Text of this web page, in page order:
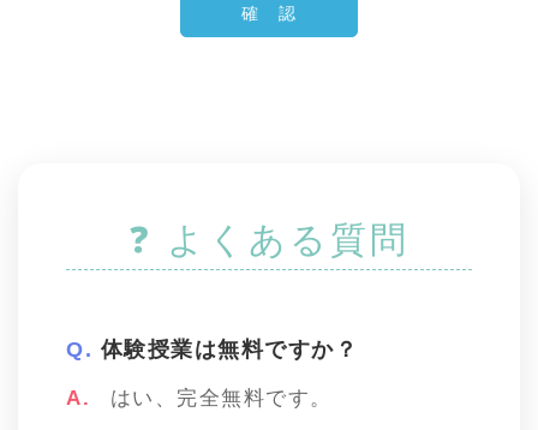
❓ よくある質問
体験授業は無料ですか？
はい、完全無料です。